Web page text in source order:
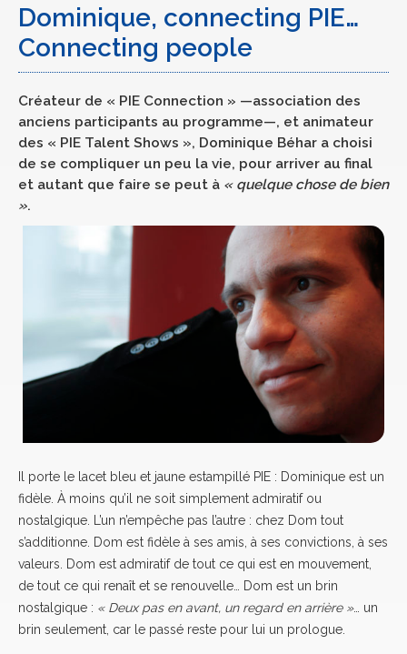
Dominique, connecting PIE…
Connecting people
Créateur de « PIE Connection » —association des
anciens participants au programme—, et animateur
des « PIE Talent Shows », Dominique Béhar a choisi
de se compliquer un peu la vie, pour arriver au final
et autant que faire se peut à « quelque chose de bien
».
Il porte le lacet bleu et jaune estampillé PIE : Dominique est un
fidèle. À moins qu’il ne soit simplement admiratif ou
nostalgique. L’un n’empêche pas l’autre : chez Dom tout
s’additionne. Dom est fidèle à ses amis, à ses convictions, à ses
valeurs. Dom est admiratif de tout ce qui est en mouvement,
de tout ce qui renaît et se renouvelle… Dom est un brin
nostalgique : « Deux pas en avant, un regard en arrière »… un
brin seulement, car le passé reste pour lui un prologue.